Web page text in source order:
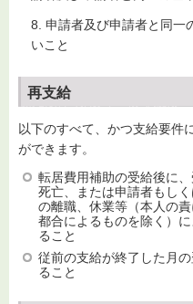
8. 申請者及び申請者と同一
いこと
再支給
以下のすべて、かつ支給要件
ができます。
転居費用補助の受給後に
死亡、または申請者もし
の離職、休業等（本人の
都合によるものを除く）
ること
従前の支給が終了した月
ること